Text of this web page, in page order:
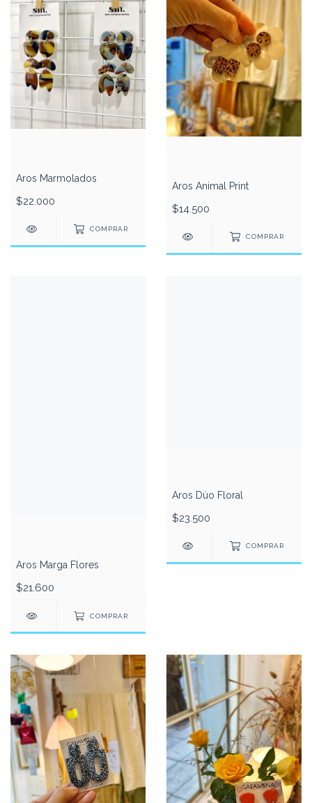
Aros Marmolados
$22.000
COMPRAR
Aros Animal Print
$14.500
COMPRAR
Aros Marga Flores
$21.600
COMPRAR
Aros Dúo Floral
$23.500
COMPRAR